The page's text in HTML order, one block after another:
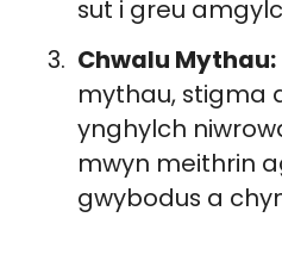
sut i greu
Chwalu Mythau:
mythau, stigma
ynghylch
mwyn meithrin
gwybodus a